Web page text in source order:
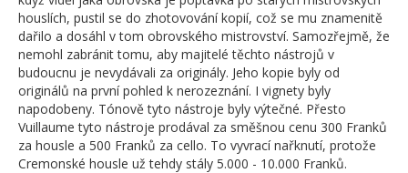
houslích, pustil se do zhotovování kopií, což se mu znamenitě
dařilo a dosáhl v tom obrovského mistrovství. Samozřejmě, že
nemohl zabránit tomu, aby majitelé těchto nástrojů v
budoucnu je nevydávali za originály. Jeho kopie byly od
originálů na první pohled k nerozeznání. I vignety byly
napodobeny. Tónově tyto nástroje byly výtečné. Přesto
Vuillaume tyto nástroje prodával za směšnou cenu 300 Franků
za housle a 500 Franků za cello. To vyvrací nařknutí, protože
Cremonské housle už tehdy stály 5.000 - 10.000 Franků.